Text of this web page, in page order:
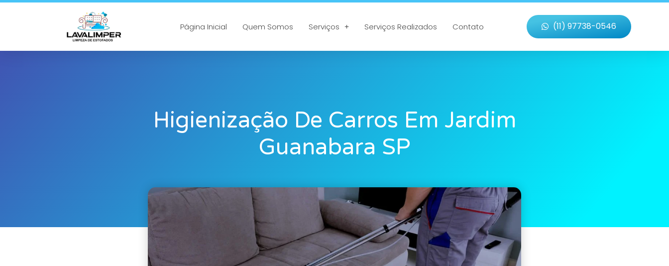
Página Inicial Quem Somos Serviços Serviços Realizados Contato (11) 97738-0546
Higienização De Carros Em Jardim
Guanabara SP